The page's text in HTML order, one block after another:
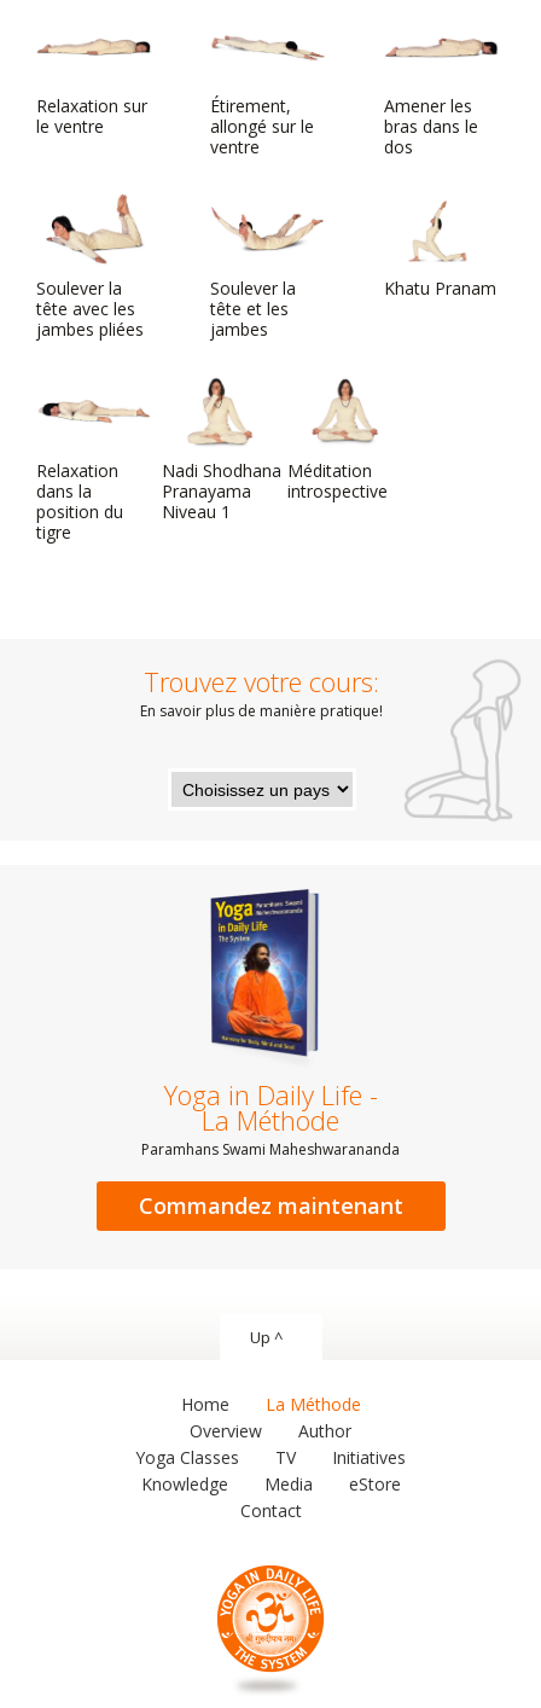
Relaxation sur
le ventre
Étirement,
allongé sur le
ventre
Amener les
bras dans le
dos
Soulever la
tête avec les
jambes pliées
Soulever la
tête et les
jambes
Khatu Pranam
Relaxation
dans la
position du
tigre
Nadi Shodhana
Pranayama
Niveau 1
Méditation
introspective
Trouvez votre cours:
En savoir plus de manière pratique!
Yoga in Daily Life -
La Méthode
Paramhans Swami Maheshwarananda
Commandez maintenant
Up ^
Home
La Méthode
Overview
Author
Yoga Classes
TV
Initiatives
Knowledge
Media
eStore
Contact